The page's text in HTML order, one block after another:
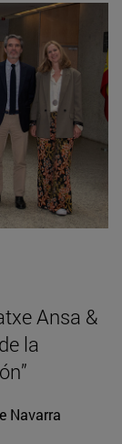
Ansa &
la
Navarra